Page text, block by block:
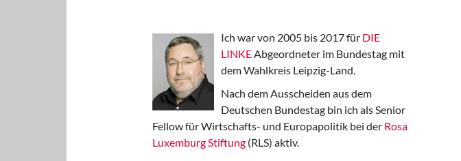
Ich war von 2005 bis 2017 für DIE
LINKEAbgeordneter im Bundestag mit
dem Wahlkreis Leipzig-Land.
Nach dem Ausscheiden aus dem
Deutschen Bundestag bin ich als Senior
Fellow für Wirtschafts- und Europapolitik bei der Rosa
Luxemburg Stiftung (RLS) aktiv.